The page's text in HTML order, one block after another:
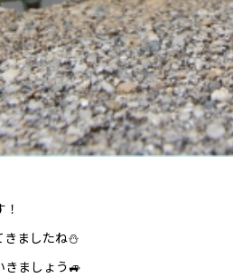
ましたね⛄
きましょう🚙